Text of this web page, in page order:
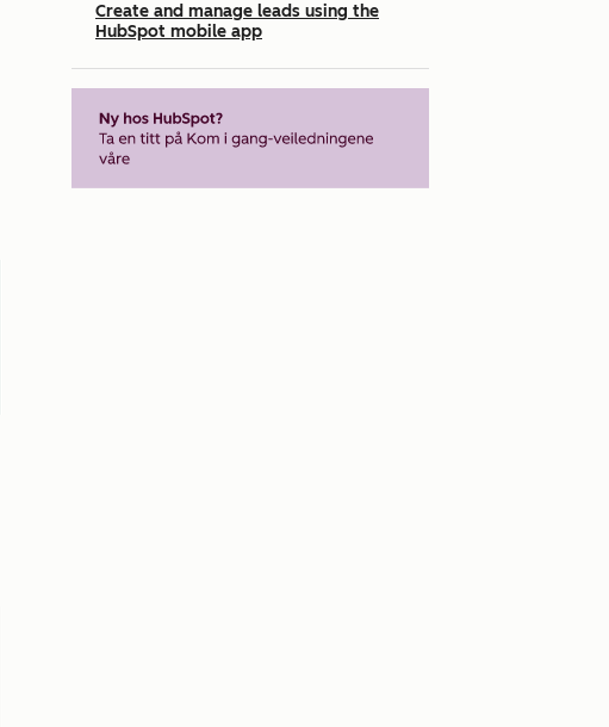
Feilsøke Bli med på kontakt
Gjennomgå kontakter til
Customer Relationship
Management-visning
Create and manage leads using the
HubSpot mobile app